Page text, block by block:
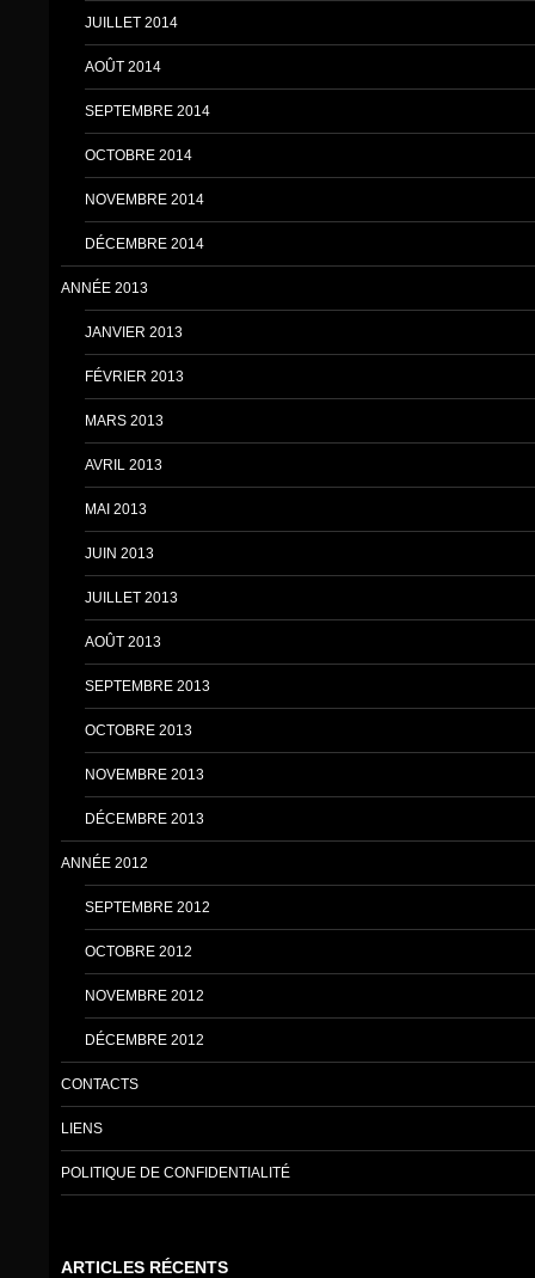
JUILLET 2014
AOÛT 2014
SEPTEMBRE 2014
OCTOBRE 2014
NOVEMBRE 2014
DÉCEMBRE 2014
ANNÉE 2013
JANVIER 2013
FÉVRIER 2013
MARS 2013
AVRIL 2013
MAI 2013
JUIN 2013
JUILLET 2013
AOÛT 2013
SEPTEMBRE 2013
OCTOBRE 2013
NOVEMBRE 2013
DÉCEMBRE 2013
ANNÉE 2012
SEPTEMBRE 2012
OCTOBRE 2012
NOVEMBRE 2012
DÉCEMBRE 2012
CONTACTS
LIENS
POLITIQUE DE CONFIDENTIALITÉ
ARTICLES RÉCENTS